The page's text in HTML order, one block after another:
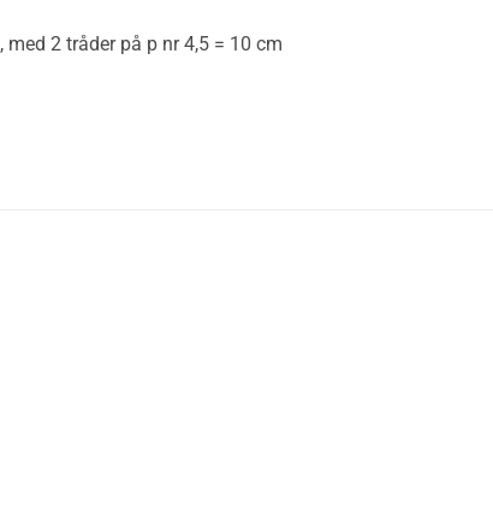
2 tråder på p nr 4,5 = 10 cm